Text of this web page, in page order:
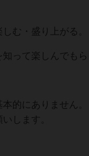
む・盛り上がる。
って楽しんでも
的にありません。
します。